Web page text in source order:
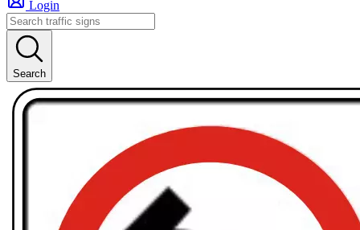
Login
Search